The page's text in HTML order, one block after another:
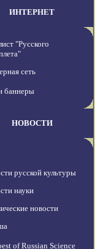
ИНТЕРНЕТ
"Русского
сеть
баннеры
НОВОСТИ
русской культуры
науки
новости
of Russian Science